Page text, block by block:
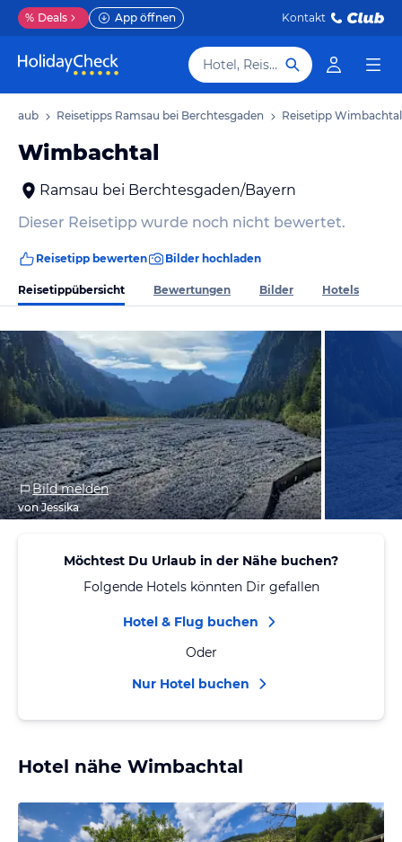
% Deals App öffnen Kontakt
Hotel, Reiseziel
Urlaub Reisetipps Ramsau bei Berchtesgaden Reisetipp Wimbachtal
Wimbachtal
Ramsau bei Berchtesgaden/Bayern
Dieser Reisetipp wurde noch nicht bewertet.
Reisetipp bewerten Bilder hochladen
Reisetippübersicht Bewertungen Bilder Hotels
Bild melden
von Jessika
Möchtest Du Urlaub in der Nähe buchen?
Folgende Hotels könnten Dir gefallen
Hotel & Flug buchen
Oder
Nur Hotel buchen
Hotel nähe Wimbachtal